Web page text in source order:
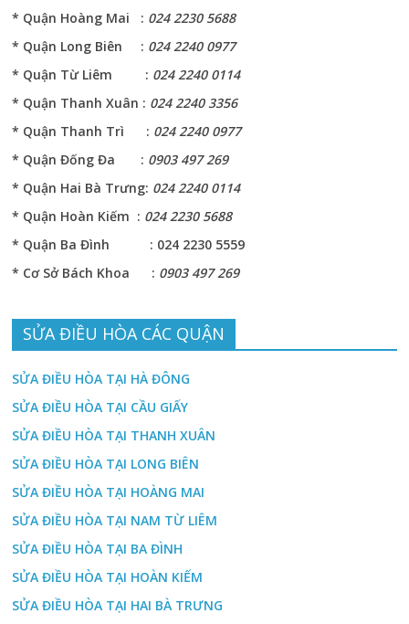
* Quận Hoàng Mai : 024 2230 5688
* Quận Long Biên : 024 2240 0977
* Quận Từ Liêm : 024 2240 0114
* Quận Thanh Xuân : 024 2240 3356
* Quận Thanh Trì : 024 2240 0977
* Quận Đống Đa : 0903 497 269
* Quận Hai Bà Trưng: 024 2240 0114
* Quận Hoàn Kiếm : 024 2230 5688
* Quận Ba Đình : 024 2230 5559
* Cơ Sở Bách Khoa : 0903 497 269
SỬA ĐIỀU HÒA CÁC QUẬN
SỬA ĐIỀU HÒA TẠI HÀ ĐÔNG
SỬA ĐIỀU HÒA TẠI CẦU GIẤY
SỬA ĐIỀU HÒA TẠI THANH XUÂN
SỬA ĐIỀU HÒA TẠI LONG BIÊN
SỬA ĐIỀU HÒA TẠI HOÀNG MAI
SỬA ĐIỀU HÒA TẠI NAM TỪ LIÊM
SỬA ĐIỀU HÒA TẠI BA ĐÌNH
SỬA ĐIỀU HÒA TẠI HOÀN KIẾM
SỬA ĐIỀU HÒA TẠI HAI BÀ TRƯNG